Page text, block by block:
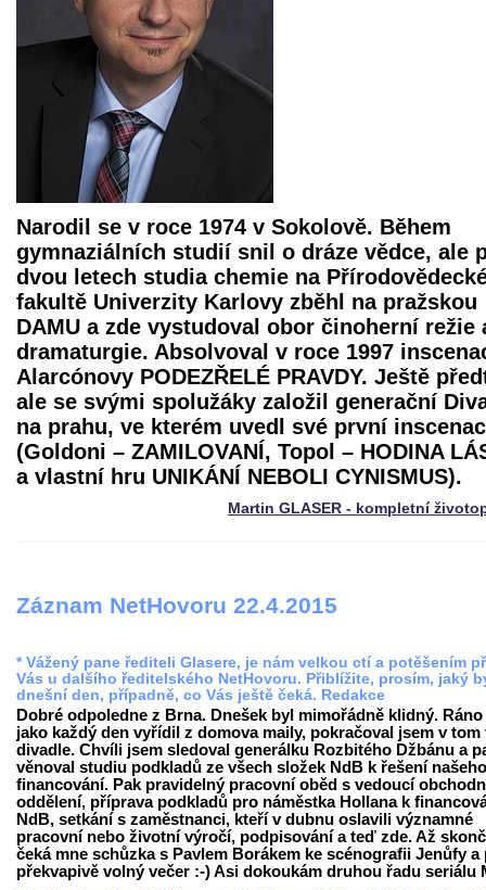
Narodil se v roce 1974 v Sokolově. Během
gymnaziálních studií snil o dráze vědce, ale
dvou letech studia chemie na
fakultě Univerzity Karlovy zběhl na pražskou
DAMU a zde vystudoval obor činoherní režie
dramaturgie. Absolvoval v roce 1997
Alarcónovy PODEZŘELÉ PRAVDY. Ještě
ale se svými spolužáky založil generační
na prahu, ve kterém uvedl své první
(Goldoni – ZAMILOVANÍ, Topol – HODINA
a vlastní hru UNIKÁNÍ NEBOLI CYNISMUS).
Martin GLASER - kompletní
Záznam NetHovoru 22.4.2015
* Vážený pane řediteli Glasere, je nám velkou ctí a potěšením
Vás u dalšího ředitelského NetHovoru. Přiblížite, prosím, jaký
dnešní den, případně, co Vás ještě čeká. Redakce
Dobré odpoledne z Brna. Dnešek byl mimořádně klidný. Ráno
jako každý den vyřídil z domova maily, pokračoval jsem v tom
divadle. Chvíli jsem sledoval generálku Rozbitého Džbánu a
věnoval studiu podkladů ze všech složek NdB k řešení našeho
financování. Pak pravidelný pracovní oběd s vedoucí
oddělení, příprava podkladů pro náměstka Hollana k
NdB, setkání s zaměstnanci, kteří v dubnu oslavili významné
pracovní nebo životní výročí, podpisování a teď zde. Až
čeká mne schůzka s Pavlem Borákem ke scénografii Jenůfy a
překvapivě volný večer :-) Asi dokoukám druhou řadu seriálu